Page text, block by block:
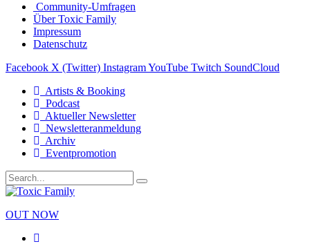
Community-Umfragen
Über Toxic Family
Impressum
Datenschutz
Facebook X (Twitter) InstagramYouTube Twitch SoundCloud
Artists & Booking
Podcast
Aktueller Newsletter
Newsletteranmeldung
Archiv
Eventpromotion
OUT NOW